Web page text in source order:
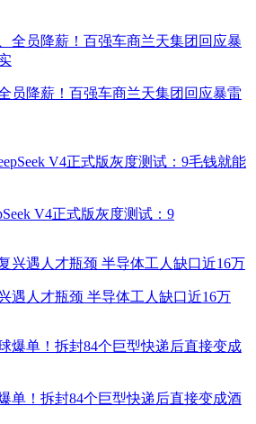
员降薪！百强车商兰天集团回应暴雷
V4正式版灰度测试：9
遇人才瓶颈 半导体工人缺口近16万
单！拆封84个巨型快递后直接变成酒